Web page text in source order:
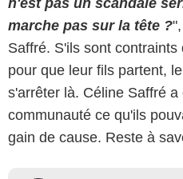
marche pas sur la tête ?
Saffré. S'ils sont contraints
pour que leur fils partent,
s'arrêter là. Céline Saffré a
communauté ce qu'ils
gain de cause. Reste à